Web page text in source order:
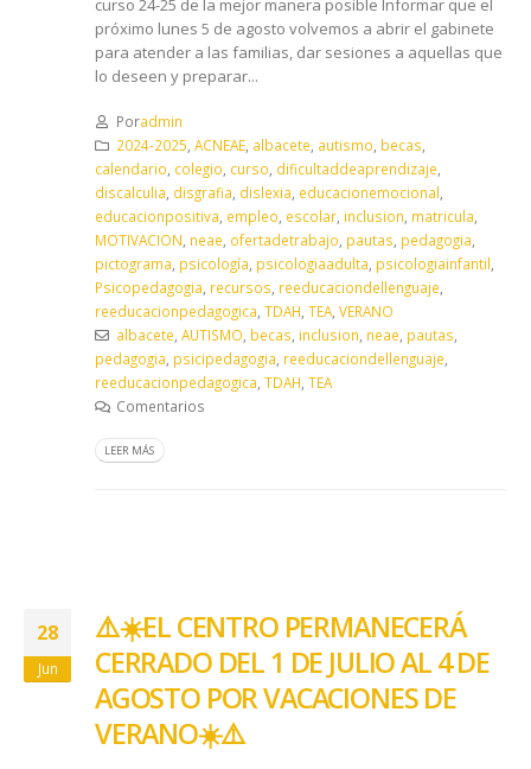
curso 24-25 de la mejor manera posible Informar que el
próximo lunes 5 de agosto volvemos a abrir el gabinete
para atender a las familias, dar sesiones a aquellas que
lo deseen y preparar...
Poradmin
2024-2025, ACNEAE, albacete, autismo, becas,
calendario, colegio, curso, dificultaddeaprendizaje,
discalculia, disgrafia, dislexia, educacionemocional,
educacionpositiva, empleo, escolar, inclusion, matricula,
MOTIVACION, neae, ofertadetrabajo, pautas, pedagogia,
pictograma, psicología, psicologiaadulta, psicologiainfantil,
Psicopedagogia, recursos, reeducaciondellenguaje,
reeducacionpedagogica, TDAH, TEA, VERANO
albacete, AUTISMO, becas, inclusion, neae, pautas,
pedagogia, psicipedagogia, reeducaciondellenguaje,
reeducacionpedagogica, TDAH, TEA
Comentarios
LEER MÁS
28
Jun
⚠️☀️​ EL CENTRO PERMANECERÁ
CERRADO DEL 1 DE JULIO AL 4 DE
AGOSTO POR VACACIONES DE
VERANO ☀️​⚠️